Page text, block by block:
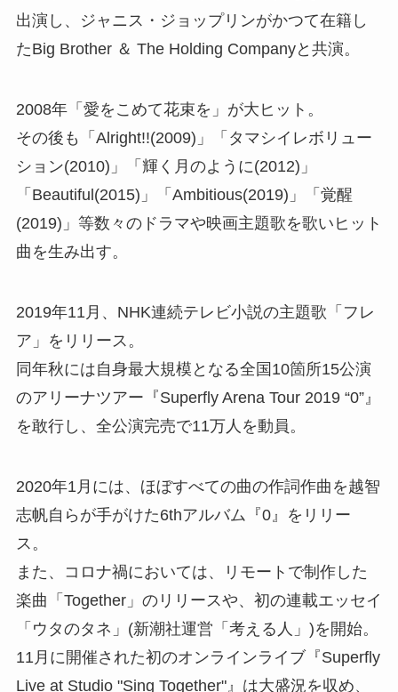
出演し、ジャニス・ジョップリンがかつて在籍し
たBig Brother ＆ The Holding Companyと共演。
2008年「愛をこめて花束を」が大ヒット。
その後も「Alright!!(2009)」「タマシイレボリュー
ション(2010)」「輝く月のように(2012)」
「Beautiful(2015)」「Ambitious(2019)」「覚醒
(2019)」等数々のドラマや映画主題歌を歌いヒット
曲を生み出す。
2019年11月、NHK連続テレビ小説の主題歌「フレ
ア」をリリース。
同年秋には自身最大規模となる全国10箇所15公演
のアリーナツアー『Superfly Arena Tour 2019 “0”』
を敢行し、全公演完売で11万人を動員。
2020年1月には、ほぼすべての曲の作詞作曲を越智
志帆自らが手がけた6thアルバム『0』をリリー
ス。
また、コロナ禍においては、リモートで制作した
楽曲「Together」のリリースや、初の連載エッセイ
「ウタのタネ」(新潮社運営「考える人」)を開始。
11月に開催された初のオンラインライブ『Superfly
Live at Studio "Sing Together"』は大盛況を収め、